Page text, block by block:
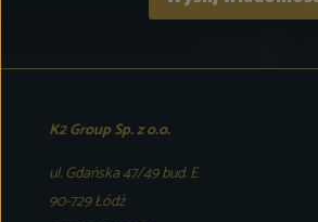
K2 Group Sp. z o.o.
ul. Gdańska 47/49 bud. E
90-729 Łódź